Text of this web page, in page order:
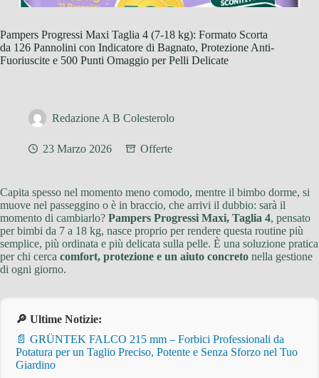
Pampers Progressi Maxi Taglia 4 (7-18 kg): Formato Scorta
da 126 Pannolini con Indicatore di Bagnato, Protezione Anti-
Fuoriuscite e 500 Punti Omaggio per Pelli Delicate
Redazione A B Colesterolo
23 Marzo 2026 Offerte
Capita spesso nel momento meno comodo, mentre il bimbo dorme, si
muove nel passeggino o è in braccio, che arrivi il dubbio: sarà il
momento di cambiarlo? Pampers Progressi Maxi, Taglia 4, pensato
per bimbi da 7 a 18 kg, nasce proprio per rendere questa routine più
semplice, più ordinata e più delicata sulla pelle. È una soluzione pratica
per chi cerca comfort, protezione e un aiuto concreto nella gestione
di ogni giorno.
🔎 Ultime Notizie:
📄 GRÜNTEK FALCO 215 mm – Forbici Professionali da
Potatura per un Taglio Preciso, Potente e Senza Sforzo nel Tuo
Giardino